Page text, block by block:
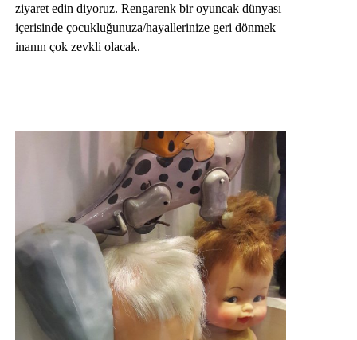
ziyaret edin diyoruz. Rengarenk bir oyuncak dünyası
içerisinde çocukluğunuza/hayallerinize geri dönmek
inanın çok zevkli olacak.